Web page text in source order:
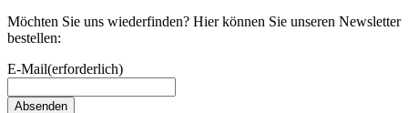
Möchten Sie uns wiederfinden? Hier können Sie unseren Newsletter
bestellen:
E-Mail(erforderlich)